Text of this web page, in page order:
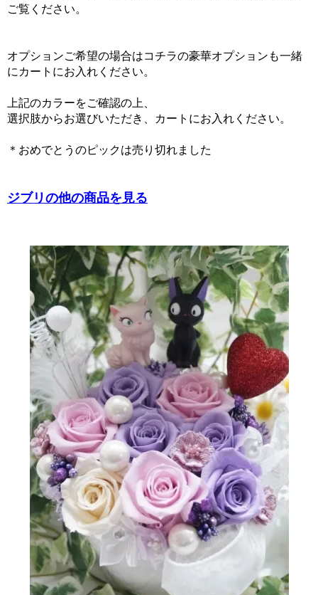
ご覧ください。
オプションご希望の場合はコチラの豪華オプションも一緒
にカートにお入れください。
上記のカラーをご確認の上、
選択肢からお選びいただき、カートにお入れください。
＊おめでとうのピックは売り切れました
ジブリの他の商品を見る